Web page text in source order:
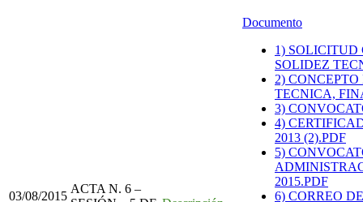
03/08/2015
ACTA N. 6 –
Documento
1) SOLICITUD
SOLIDEZ
2)
TECNICA,
3)
4)
2013 (2).PDF
5)
2015.PDF
6) CORREO